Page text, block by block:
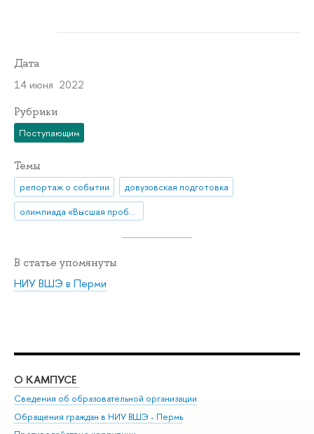
Дата
14 июня 2022
Рубрики
Поступающим
Темы
репортаж о событии
довузовская подготовка
В статье упомянуты
НИУ ВШЭ в Перми
О КАМПУСЕ
Сведения об образовательной организации
Обращения граждан в НИУ ВШЭ - Пермь